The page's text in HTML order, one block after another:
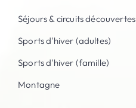
Séjours & circuits découvertes
Sports d'hiver (adultes)
Sports d'hiver (famille)
Montagne